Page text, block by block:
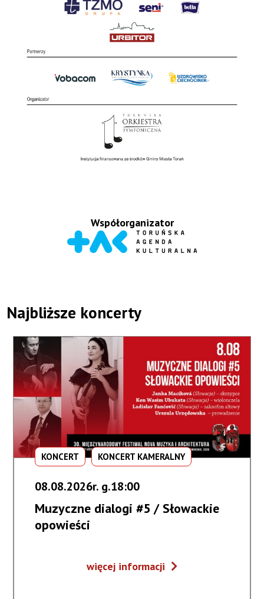
Współorganizator
Najbliższe koncerty
KONCERT KONCERT KAMERALNY
08.08.2026r. g.18:00
Muzyczne dialogi #5 / Słowackie
opowieści
więcej informacji
Muzyczne